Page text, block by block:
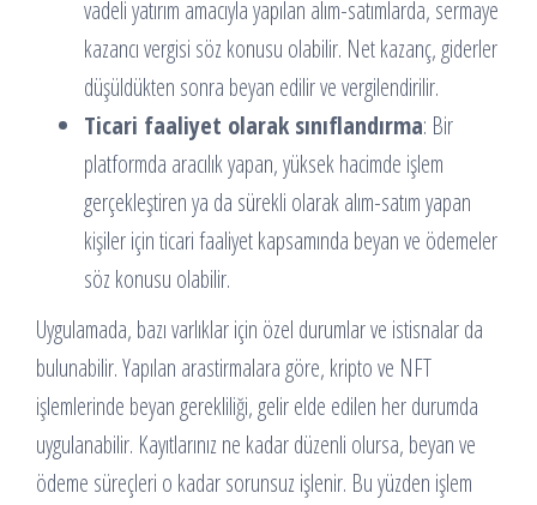
vadeli yatırım amacıyla yapılan alım-satımlarda, sermaye
kazancı vergisi söz konusu olabilir. Net kazanç, giderler
düşüldükten sonra beyan edilir ve vergilendirilir.
Ticari faaliyet olarak sınıflandırma: Bir
platformda aracılık yapan, yüksek hacimde işlem
gerçekleştiren ya da sürekli olarak alım-satım yapan
kişiler için ticari faaliyet kapsamında beyan ve ödemeler
söz konusu olabilir.
Uygulamada, bazı varlıklar için özel durumlar ve istisnalar da
bulunabilir. Yapılan arastirmalara göre, kripto ve NFT
işlemlerinde beyan gerekliliği, gelir elde edilen her durumda
uygulanabilir. Kayıtlarınız ne kadar düzenli olursa, beyan ve
ödeme süreçleri o kadar sorunsuz işlenir. Bu yüzden işlem